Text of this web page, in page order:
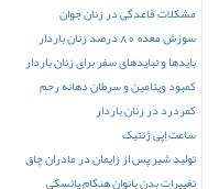
مشکلات قاعدگی در زنان جوان
سوزش معده 80 درصد زنان باردار
بایدها و نباید‌های سفر برای زنان باردار
کمبود ویتامین و سرطان دهانه رحم
کمردرد در زنان باردار
ساعت اِپی‌ ژنتیک
تولید شیر پس از زایمان در مادران چاق
تغییرات بدن بانوان هنگام یائسگی